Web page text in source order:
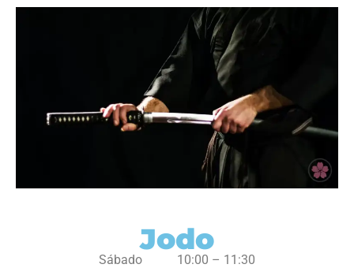
Jodo
Sábado 10:00 – 11:30